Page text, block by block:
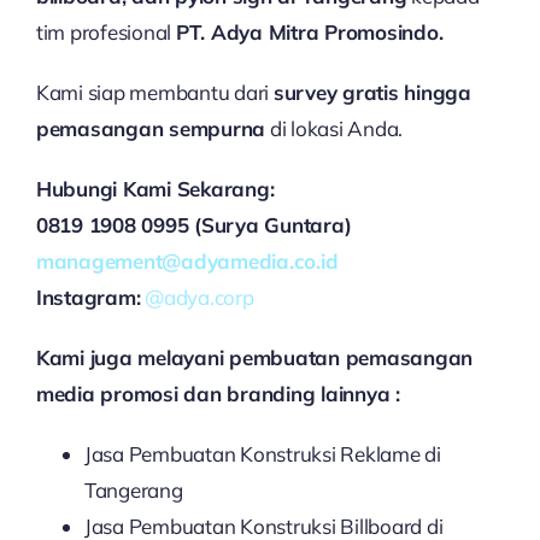
tim profesional PT. Adya Mitra Promosindo.
Kami siap membantu dari survey gratis hingga
pemasangan sempurna di lokasi Anda.
Hubungi Kami Sekarang:
0819 1908 0995 (Surya Guntara)
management@adyamedia.co.id
Instagram: @adya.corp
Kami juga melayani pembuatan pemasangan
media promosi dan branding lainnya :
Jasa Pembuatan Konstruksi Reklame di
Tangerang
Jasa Pembuatan Konstruksi Billboard di